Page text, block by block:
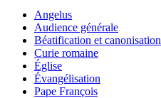
Angelus
Audience générale
Béatification et canonisation
Curie romaine
Église
Évangélisation
Pape François